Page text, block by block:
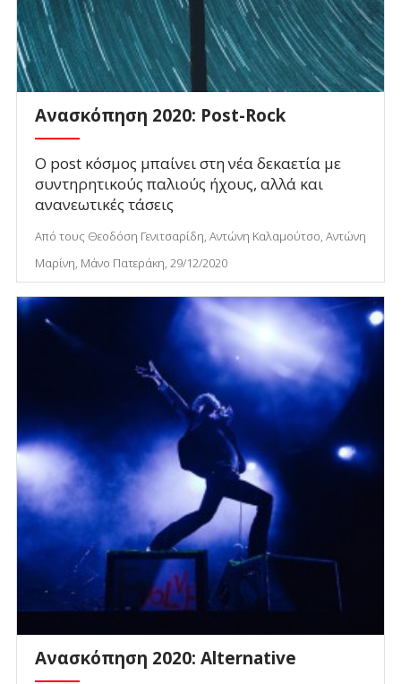
Ανασκόπηση 2020: Post-Rock
Ο post κόσμος μπαίνει στη νέα δεκαετία με
συντηρητικούς παλιούς ήχους, αλλά και
ανανεωτικές τάσεις
Από τους Θεοδόση Γενιτσαρίδη, Αντώνη Καλαμούτσο, Αντώνη
Μαρίνη, Μάνο Πατεράκη, 29/12/2020
Ανασκόπηση 2020: Alternative